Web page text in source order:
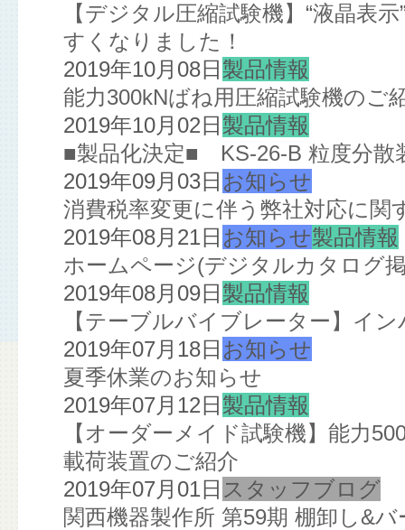
【デジタル圧縮試験機】“液晶表
すくなりました！
2019年10月08日 製品情報
能力300kNばね用圧縮試験機のご
2019年10月02日 製品情報
■製品化決定■ KS-26-B 粒度分
2019年09月03日 お知らせ
消費税率変更に伴う弊社対応に関
2019年08月21日 お知らせ製品情報
ホームページ(デジタルカタログ
2019年08月09日 製品情報
【テーブルバイブレーター】イ
2019年07月18日 お知らせ
夏季休業のお知らせ
2019年07月12日 製品情報
【オーダーメイド試験機】能力
載荷装置のご紹介
2019年07月01日 スタッフブログ
関西機器製作所 第59期 棚卸し&